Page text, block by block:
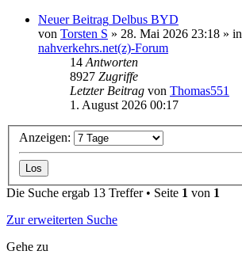
Neuer Beitrag Delbus BYD
von Torsten S » 28. Mai 2026 23:18 » in
nahverkehrs.net(z)-Forum
14 Antworten
8927 Zugriffe
Letzter Beitrag von Thomas551
1. August 2026 00:17
Anzeigen:
Die Suche ergab 13 Treffer • Seite 1 von 1
Zur erweiterten Suche
Gehe zu